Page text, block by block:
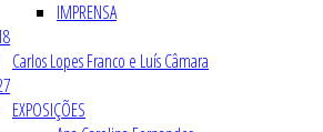
IMPRENSA
Carlos Lopes Franco e Luís Câmara
EXPOSIÇÕES